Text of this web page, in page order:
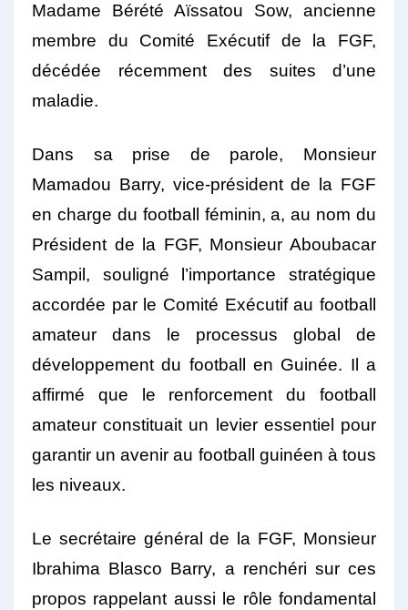
Madame Bérété Aïssatou Sow, ancienne
membre du Comité Exécutif de la FGF,
décédée récemment des suites d’une
maladie.
Dans sa prise de parole, Monsieur
Mamadou Barry, vice-président de la FGF
en charge du football féminin, a, au nom du
Président de la FGF, Monsieur Aboubacar
Sampil, souligné l’importance stratégique
accordée par le Comité Exécutif au football
amateur dans le processus global de
développement du football en Guinée. Il a
affirmé que le renforcement du football
amateur constituait un levier essentiel pour
garantir un avenir au football guinéen à tous
les niveaux.
Le secrétaire général de la FGF, Monsieur
Ibrahima Blasco Barry, a renchéri sur ces
propos rappelant aussi le rôle fondamental